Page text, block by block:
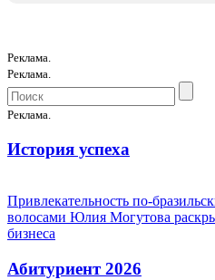
Реклама.
Реклама.
Реклама.
История успеха
Привлекательность по-
волосами Юлия Могутова
бизнеса
Абитуриент 2026